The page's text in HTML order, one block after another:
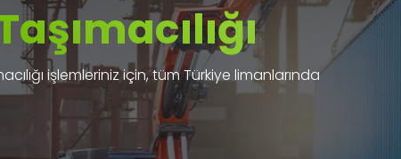
işlemleriniz için, tüm Türkiye limanlarında